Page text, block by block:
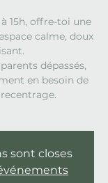
15h, offre-toi une
calme, doux
dépassés,
en besoin de
sont closes